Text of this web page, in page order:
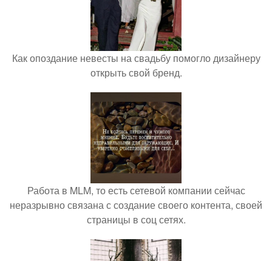
Как опоздание невесты на свадьбу помогло дизайнеру
открыть свой бренд.
Работа в MLM, то есть сетевой компании сейчас
неразрывно связана с создание своего контента, своей
страницы в соц сетях.